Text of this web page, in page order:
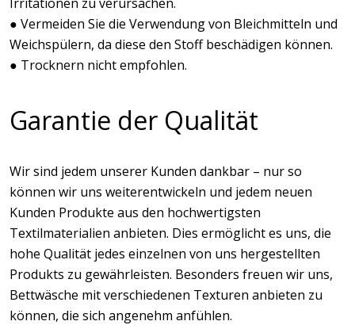
● Vermeiden Sie die Verwendung von Bleichmitteln und
Weichspülern, da diese den Stoff beschädigen können.
● Trocknern nicht empfohlen.
Garantie der Qualität
Wir sind jedem unserer Kunden dankbar – nur so
können wir uns weiterentwickeln und jedem neuen
Kunden Produkte aus den hochwertigsten
Textilmaterialien anbieten. Dies ermöglicht es uns, die
hohe Qualität jedes einzelnen von uns hergestellten
Produkts zu gewährleisten. Besonders freuen wir uns,
Bettwäsche mit verschiedenen Texturen anbieten zu
können, die sich angenehm anfühlen.